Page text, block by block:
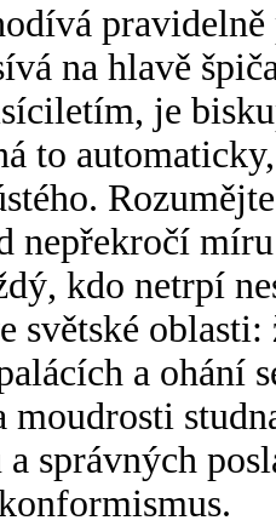
na hlavě
je
to
nepřekročí
kdo netrpí
světské
a ohání
moudrosti
správných